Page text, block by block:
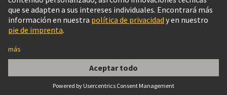
© Grupo Tecnológico HARTING
Imprint
Aviso Legal WebInformación al cliente